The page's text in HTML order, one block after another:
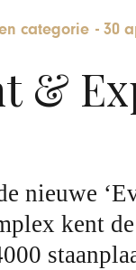
categorie - 30
&
nieuwe
kent